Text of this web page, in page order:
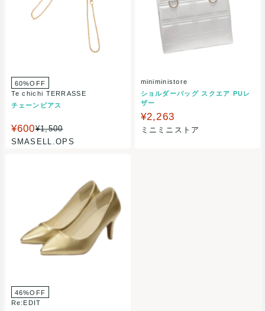
60%OFF
Te chichi TERRASSE
チェーンピアス
¥600¥1,500
SMASELL.OPS
miniministore
ショルダーバッグ スクエア PUレ
ザー
¥2,263
ミニミニストア
46%OFF
Re:EDIT